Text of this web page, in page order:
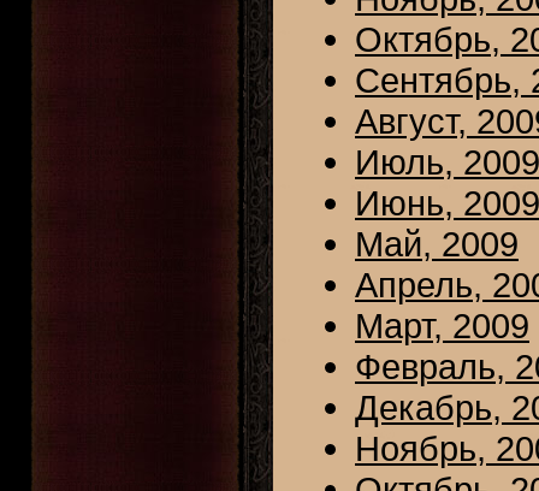
Октябрь,
Сентябрь,
Август,
Июль, 2009
Июнь, 2009
Май, 2009
Апрель,
Март, 2009
Февраль,
Декабрь,
Ноябрь,